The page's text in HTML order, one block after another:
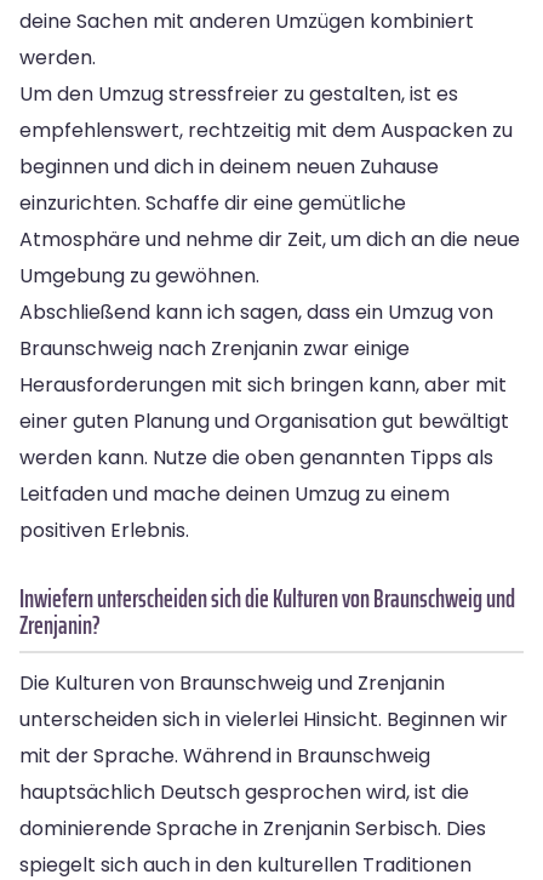
deine Sachen mit anderen Umzügen kombiniert
werden.
Um den Umzug stressfreier zu gestalten, ist es
empfehlenswert, rechtzeitig mit dem Auspacken zu
beginnen und dich in deinem neuen Zuhause
einzurichten. Schaffe dir eine gemütliche
Atmosphäre und nehme dir Zeit, um dich an die neue
Umgebung zu gewöhnen.
Abschließend kann ich sagen, dass ein Umzug von
Braunschweig nach Zrenjanin zwar einige
Herausforderungen mit sich bringen kann, aber mit
einer guten Planung und Organisation gut bewältigt
werden kann. Nutze die oben genannten Tipps als
Leitfaden und mache deinen Umzug zu einem
positiven Erlebnis.
Inwiefern unterscheiden sich die Kulturen von Braunschweig und
Zrenjanin?
Die Kulturen von Braunschweig und Zrenjanin
unterscheiden sich in vielerlei Hinsicht. Beginnen wir
mit der Sprache. Während in Braunschweig
hauptsächlich Deutsch gesprochen wird, ist die
dominierende Sprache in Zrenjanin Serbisch. Dies
spiegelt sich auch in den kulturellen Traditionen